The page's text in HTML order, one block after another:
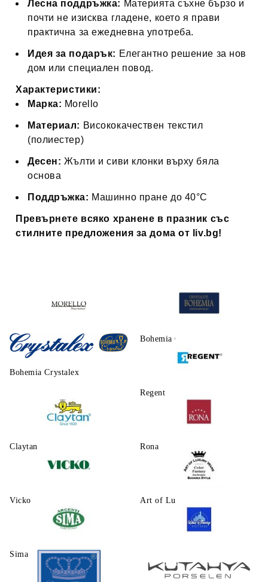
Лесна поддръжка: Материята съхне бързо и
почти не изисква гладене, което я прави
практична за ежедневна употреба.
Идея за подарък: Елегантно решение за нов
дом или специален повод.
Характеристики:
Марка: Morello
Материал: Висококачествен текстил
(полиестер)
Десен: Жълти и сиви клонки върху бяла
основа
Поддръжка: Машинно пране до 40°C
Превърнете всяко хранене в празник със
стилните предложения за дома от liv.bg!
Morello Bohemia Crystalite
Bohemia Crystalex
Regent
Claytаn Rona
Vicko Art of Luxury Ware
Sima